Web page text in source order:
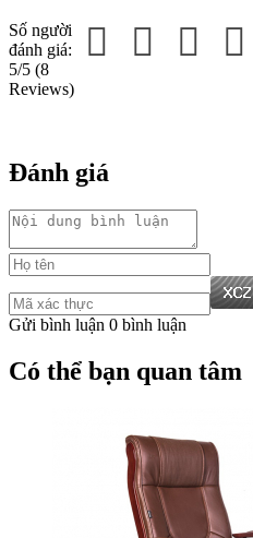
Số người
đánh giá:
5/5 (8
Reviews)
Đánh giá
Gửi bình luận 0 bình luận
Có thể bạn quan tâm